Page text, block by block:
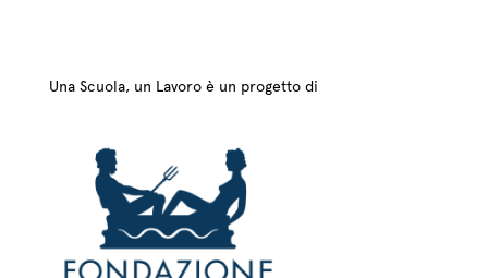
Una Scuola, un Lavoro è un progetto di